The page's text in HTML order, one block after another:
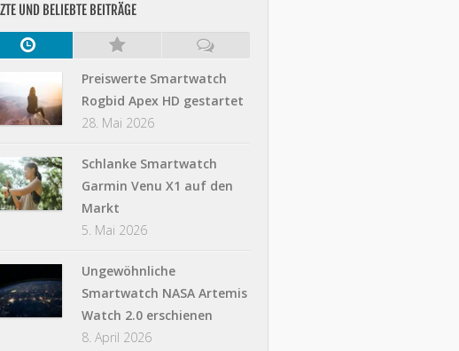
UND BELIEBTE BEITRÄGE
Preiswerte Smartwatch
Rogbid Apex HD gestartet
28. Mai 2026
Schlanke Smartwatch
Garmin Venu X1 auf den
Markt
5. Mai 2026
Ungewöhnliche
Smartwatch NASA Artemis
Watch 2.0 erschienen
8. April 2026